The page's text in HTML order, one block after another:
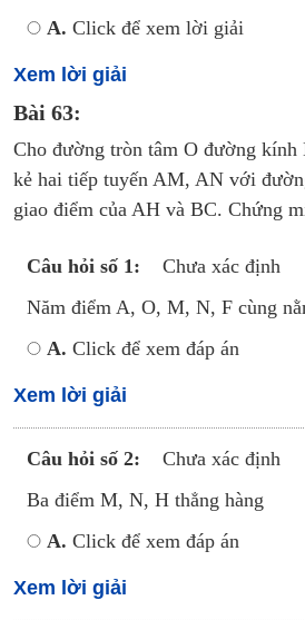
A. Click để xem lời giải
Xem lời giải
Bài 63:
Cho đường tròn tâm O đường
kẻ hai tiếp tuyến AM, AN với
giao điểm của AH và BC. Chứng
Câu hỏi số 1:
Chưa xác định
Năm điểm A, O, M, N, F cùng
A. Click để xem đáp án
Xem lời giải
Câu hỏi số 2:
Chưa xác định
Ba điểm M, N, H thẳng hàng
A. Click để xem đáp án
Xem lời giải